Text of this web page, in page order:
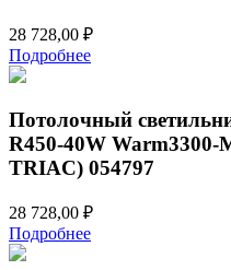
28 728,00 ₽
Подробнее
Потолочный
R450-40W Warm3300-
TRIAC) 054797
28 728,00 ₽
Подробнее